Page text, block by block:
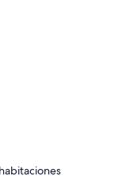
de semana,